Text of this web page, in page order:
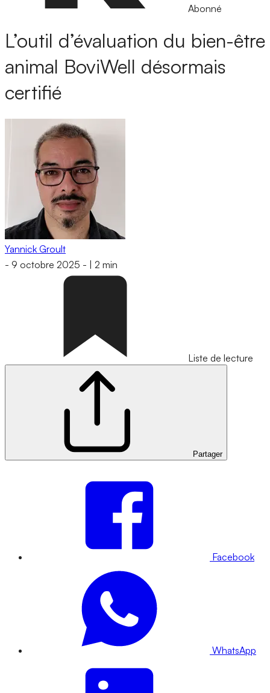
Abonné
L’outil d’évaluation du bien-être
animal BoviWell désormais
certifié
Yannick Groult
- 9 octobre 2025 - 2 min
Liste de lecture
Partager
Facebook
WhatsApp